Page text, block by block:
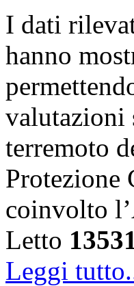
I dati
hanno
valutazioni
terremoto
Protezione
coinvolto
Letto
Leggi